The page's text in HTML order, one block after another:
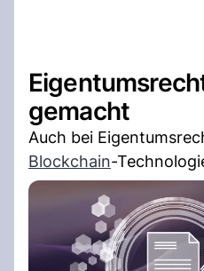
gemacht
Auch bei
Blockchain-